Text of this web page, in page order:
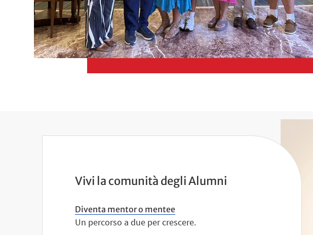
Vivi la comunità degli Alumni
Diventa mentor o mentee
Un percorso a due per crescere.